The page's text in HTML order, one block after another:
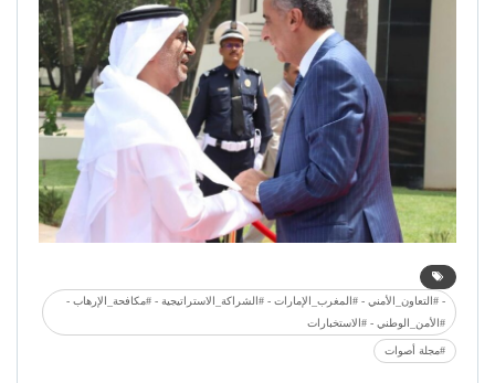
- #التعاون_الأمني - #المغرب_الإمارات - #الشراكة_الاستراتيجية - #مكافحة_الإرهاب -
#الأمن_الوطني - #الاستخبارات
#مجلة أصوات